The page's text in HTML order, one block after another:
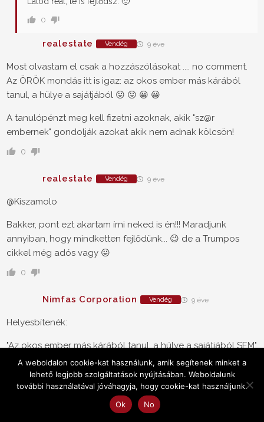
0
realestate Vendég 9 éve
Most olvastam el csak a hozzászólásokat .... no comment.
Az ÖRÖK mondás itt is igaz: az okos ember más kárából
tanul, a hülye a sajátjából 😛 😛 😀 😀
A tanulópénzt meg kell fizetni azoknak, akik "sz@r
embernek" gondolják azokat akik nem adnak kölcsön!
0
realestate Vendég 9 éve
@Kiszamolo
Bakker, pont ezt akartam írni neked is én!!! Maradjunk
annyiban, hogy mindketten fejlődünk... 😉 de a Trumpos
cikkel még adós vagy 😛
0
Nimfas Corporation Vendég 9 éve
Helyesbítenék:
"Az okos ember más kárából tanul, a hülye a sajátjából SEM"
Mindezt arra alapozva hogy olvastam valaki többször is
probálkozott....
A weboldalon cookie-kat használunk, amik segítenek minket a
lehető legjobb szolgáltatások nyújtásában. Weboldalunk
további használatával jóváhagyja, hogy cookie-kat használjunk.
Ok
No